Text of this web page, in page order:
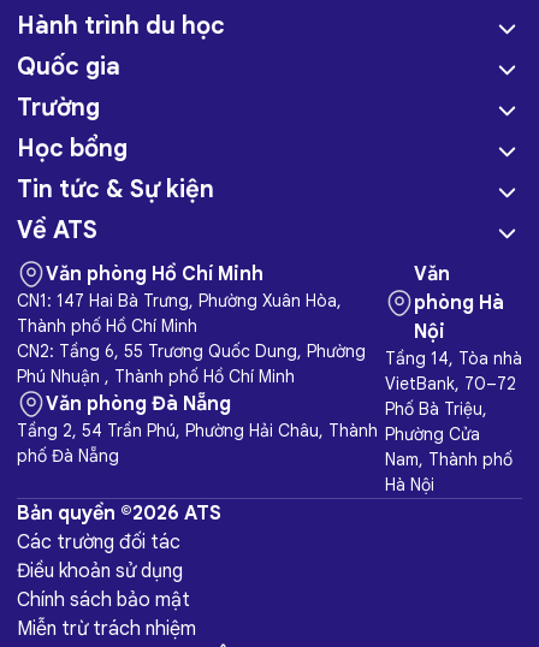
Hành trình du học
Quốc gia
Trường
Học bổng
Tin tức & Sự kiện
Về ATS
Văn phòng Hồ Chí Minh
CN1: 147 Hai Bà Trưng, Phường Xuân Hòa,
Thành phố Hồ Chí Minh
CN2: Tầng 6, 55 Trương Quốc Dung, Phường
Phú Nhuận , Thành phố Hồ Chí Minh
Văn phòng Đà Nẵng
Tầng 2, 54 Trần Phú, Phường Hải Châu, Thành
phố Đà Nẵng
Văn
phòng Hà
Nội
Tầng 14, Tòa nhà
VietBank, 70–72
Phố Bà Triệu,
Phường Cửa
Nam, Thành phố
Hà Nội
Bản quyền ©2026 ATS
Các trường đối tác
Điều khoản sử dụng
Chính sách bảo mật
Miễn trừ trách nhiệm